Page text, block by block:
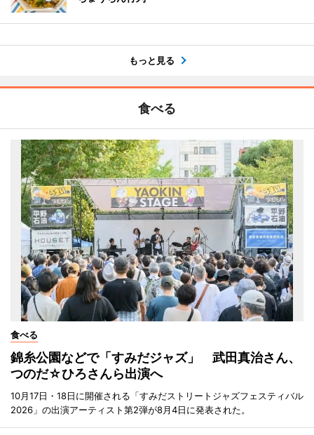
もっと見る
食べる
食べる
錦糸公園などで「すみだジャズ」 武田真治さん、
つのだ☆ひろさんら出演へ
10月17日・18日に開催される「すみだストリートジャズフェスティバル
2026」の出演アーティスト第2弾が8月4日に発表された。